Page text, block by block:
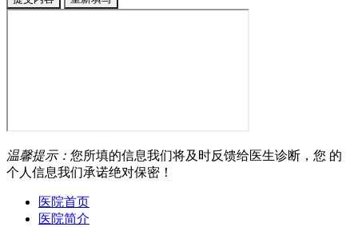
温馨提示： 您所填的信息我们将及时反馈给医生诊断，您 的
个人信息我们承诺绝对保密！
医院首页
医院简介